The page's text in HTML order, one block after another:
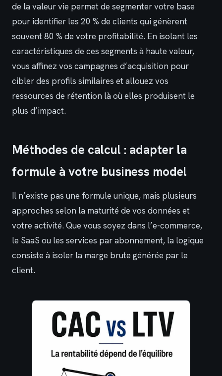
de la valeur vie permet de segmenter votre base
pour identifier les 20 % de clients qui génèrent
souvent 80 % de votre profitabilité. En isolant les
caractéristiques de ces segments à haute valeur,
vous affinez vos campagnes d’acquisition pour
cibler des profils similaires et allouez vos
ressources de rétention là où elles produisent le
plus d’impact.
Méthodes de calcul : adapter la
formule à votre business model
Il n’existe pas une formule unique, mais plusieurs
approches selon la maturité de vos données et
votre activité. Que vous soyez dans l’e-commerce,
le SaaS ou les services par abonnement, la logique
consiste à isoler la marge brute générée par le
client.